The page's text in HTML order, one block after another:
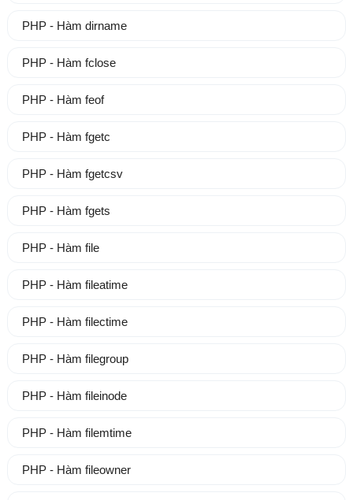
PHP - Hàm dirname
PHP - Hàm fclose
PHP - Hàm feof
PHP - Hàm fgetc
PHP - Hàm fgetcsv
PHP - Hàm fgets
PHP - Hàm file
PHP - Hàm fileatime
PHP - Hàm filectime
PHP - Hàm filegroup
PHP - Hàm fileinode
PHP - Hàm filemtime
PHP - Hàm fileowner